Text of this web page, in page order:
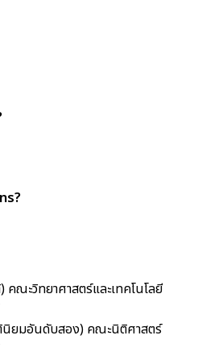
ณะวิทยาศาสตร์และเทคโนโลยี
ยมอันดับสอง) คณะนิติศาสตร์